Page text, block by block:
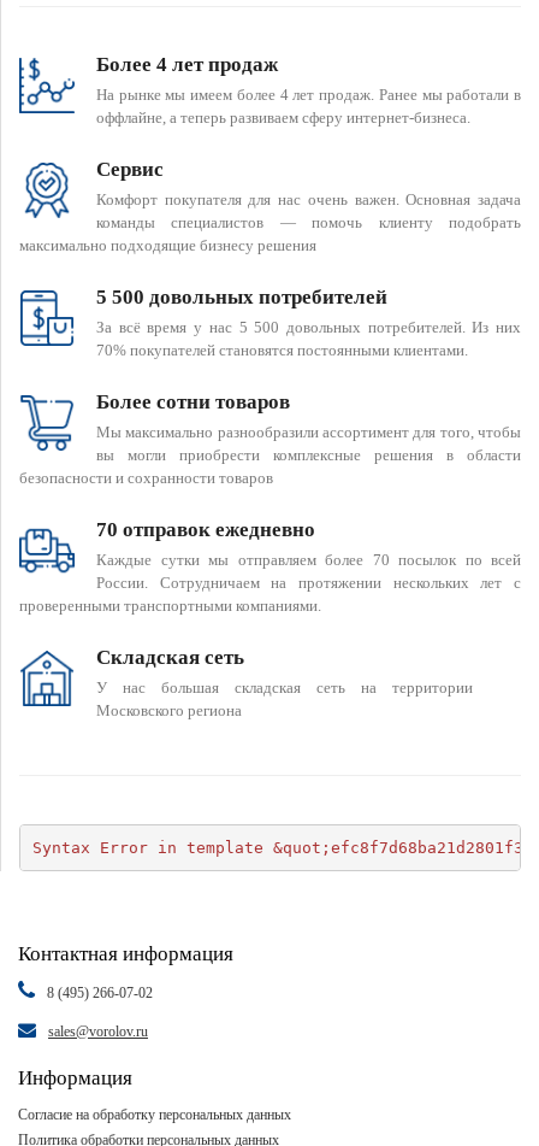
Более 4 лет продаж
На рынке мы имеем более 4 лет продаж. Ранее мы работали в
оффлайне, а теперь развиваем сферу интернет-бизнеса.
Сервис
Комфорт покупателя для нас очень важен. Основная задача
команды специалистов — помочь клиенту подобрать
максимально подходящие бизнесу решения
5 500 довольных потребителей
За всё время у нас 5 500 довольных потребителей. Из них
70% покупателей становятся постоянными клиентами.
Более сотни товаров
Мы максимально разнообразили ассортимент для того, чтобы
вы могли приобрести комплексные решения в области
безопасности и сохранности товаров
70 отправок ежедневно
Каждые сутки мы отправляем более 70 посылок по всей
России. Сотрудничаем на протяжении нескольких лет с
проверенными транспортными компаниями.
Складская сеть
У нас большая складская сеть на территории
Московского региона
Syntax Error in template
Контактная информация
8 (495) 266-07-02
sales@vorolov.ru
Информация
Согласие на обработку персональных данных
Политика обработки персональных данных